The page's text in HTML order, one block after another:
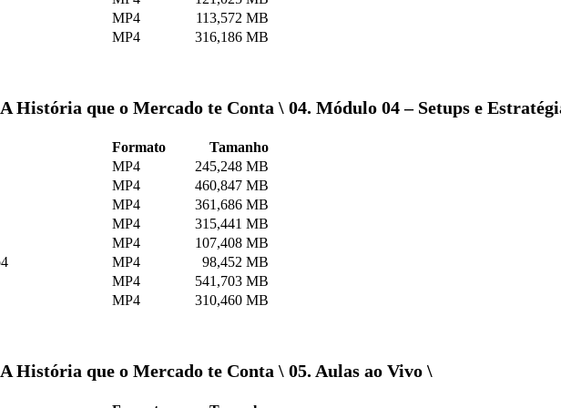
MP4
113,572 MB
MP4 316,186 MB
História que o Mercado te Conta \ 04. Módulo 04 – Setups e
Formato
Tamanho
MP4
245,248 MB
MP4
460,847 MB
MP4
361,686 MB
MP4
315,441 MB
MP4
107,408 MB
MP4
98,452 MB
MP4
541,703 MB
MP4 310,460 MB
História que o Mercado te Conta \ 05. Aulas ao Vivo \